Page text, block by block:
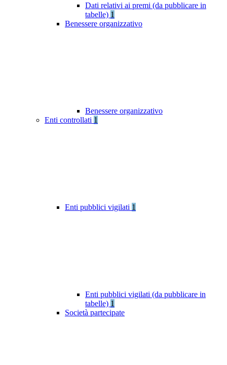
Dati relativi ai premi (da pubblicare in
tabelle) 1
Benessere organizzativo
Benessere organizzativo
Enti controllati 1
Enti pubblici vigilati 1
Enti pubblici vigilati (da pubblicare in
tabelle) 1
Società partecipate